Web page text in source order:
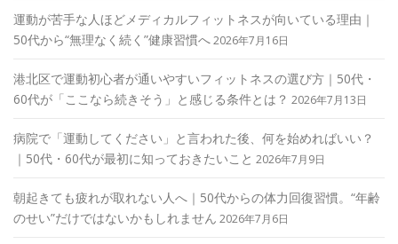
運動が苦手な人ほどメディカルフィットネスが向いている理由｜
50代から“無理なく続く”健康習慣へ2026年7月16日
港北区で運動初心者が通いやすいフィットネスの選び方｜50代・
60代が「ここなら続きそう」と感じる条件とは？ 2026年7月13日
病院で「運動してください」と言われた後、何を始めればいい？
｜50代・60代が最初に知っておきたいこと 2026年7月9日
朝起きても疲れが取れない人へ｜50代からの体力回復習慣。“年齢
のせい”だけではないかもしれません 2026年7月6日